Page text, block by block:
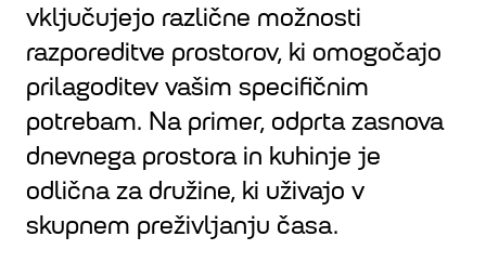
vključujejo različne možnosti
razporeditve prostorov, ki omogočajo
prilagoditev vašim specifičnim
potrebam. Na primer, odprta zasnova
dnevnega prostora in kuhinje je
odlična za družine, ki uživajo v
skupnem preživljanju časa.